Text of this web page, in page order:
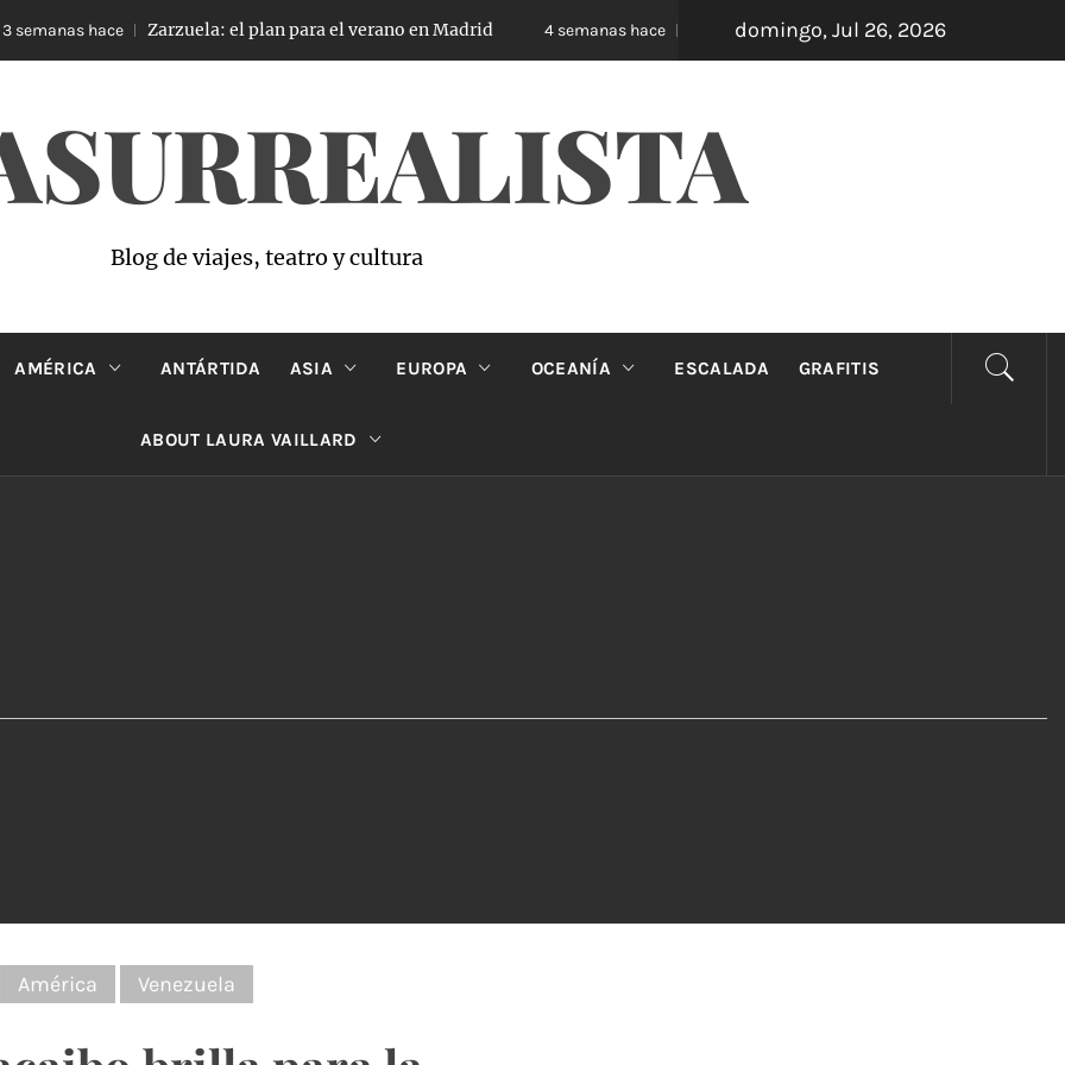
hace Zarzuela: el plan para el verano en Madrid 4 semanas hace Oveja Negra: el unipersonal que se ríe de los
domingo, Jul 26, 2026
Blog de viajes, teatro y cultura
AMÉRICA ANTÁRTIDA ASIA EUROPA OCEANÍA ESCALADA GRAFITIS
ABOUT LAURA VAILLARD
América Venezuela